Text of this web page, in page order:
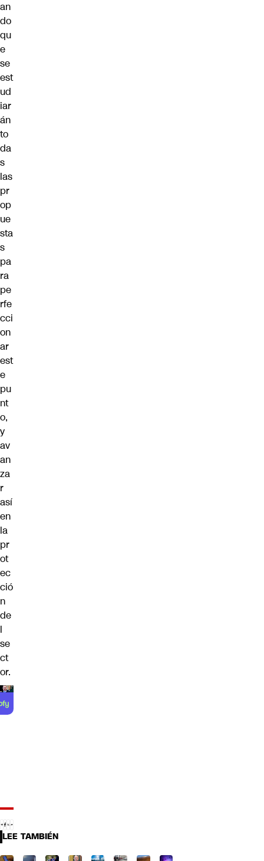
an
do
qu
e
se
est
ud
iar
án
to
da
s
las
pr
op
ue
sta
s
pa
ra
pe
rfe
cci
on
ar
est
e
pu
nt
o,
y
av
an
za
r
así
en
la
pr
ot
ec
ció
n
de
l
se
ct
or.
LEE TAMBIÉN